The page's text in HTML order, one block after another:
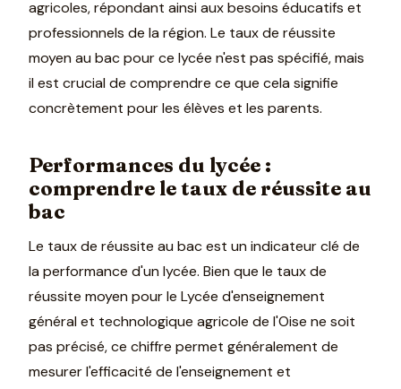
agricoles, répondant ainsi aux besoins éducatifs et
professionnels de la région. Le taux de réussite
moyen au bac pour ce lycée n'est pas spécifié, mais
il est crucial de comprendre ce que cela signifie
concrètement pour les élèves et les parents.
Performances du lycée :
comprendre le taux de réussite au
bac
Le taux de réussite au bac est un indicateur clé de
la performance d'un lycée. Bien que le taux de
réussite moyen pour le Lycée d'enseignement
général et technologique agricole de l'Oise ne soit
pas précisé, ce chiffre permet généralement de
mesurer l'efficacité de l'enseignement et